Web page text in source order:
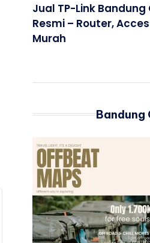
Jual TP-Link
Resmi – Router,
Murah